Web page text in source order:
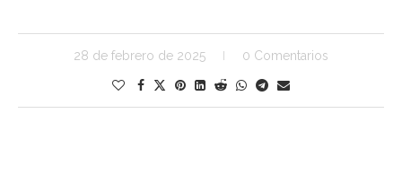
28 de febrero de 2025 0 Comentarios